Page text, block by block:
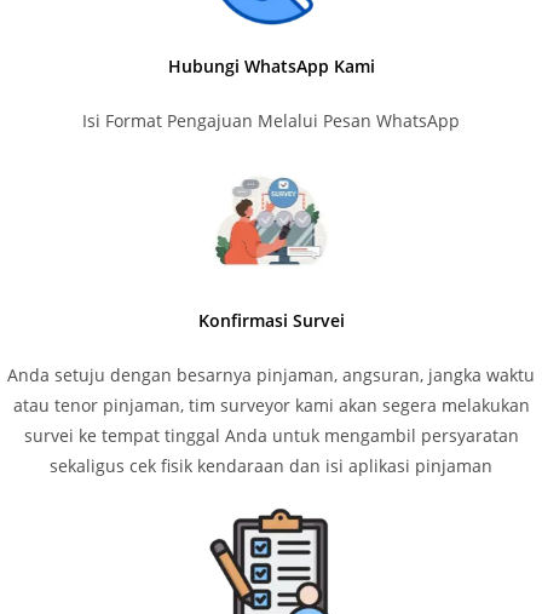
Hubungi WhatsApp Kami
Isi Format Pengajuan Melalui Pesan WhatsApp
Konfirmasi Survei
Anda setuju dengan besarnya pinjaman, angsuran, jangka waktu
atau tenor pinjaman, tim surveyor kami akan segera melakukan
survei ke tempat tinggal Anda untuk mengambil persyaratan
sekaligus cek fisik kendaraan dan isi aplikasi pinjaman